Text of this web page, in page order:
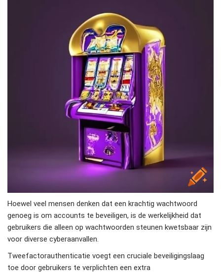
Hoewel veel mensen denken dat een krachtig wachtwoord
genoeg is om accounts te beveiligen, is de werkelijkheid dat
gebruikers die alleen op wachtwoorden steunen kwetsbaar zijn
voor diverse cyberaanvallen.
Tweefactorauthenticatie voegt een cruciale beveiligingslaag
toe door gebruikers te verplichten een extra